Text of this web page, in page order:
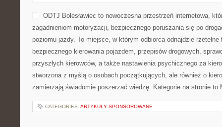
ODTJ Bolesławiec to nowoczesna przestrzeń internetowa,
zagadnieniom motoryzacji, bezpiecznego poruszania się po
poziomu jazdy. To miejsce, w którym odbiorca odnajdzie
bezpiecznego kierowania pojazdem, przepisów drogowych,
przyszłych kierowców, a także nastawienia psychicznego za
stworzona z myślą o osobach początkujących, ale również o
zamierzają świadomie poszerzać wiedzę. Kategorie na stronie
CATEGORIES: ARTYKUŁY SPONSOROWANE